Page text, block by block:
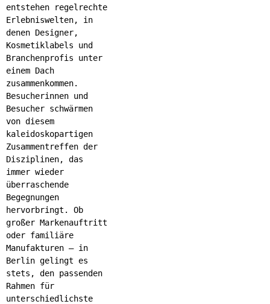
entstehen regelrechte
Erlebniswelten, in
denen Designer,
Kosmetiklabels und
Branchenprofis unter
einem Dach
zusammenkommen.
Besucherinnen und
Besucher schwärmen
von diesem
kaleidoskopartigen
Zusammentreffen der
Disziplinen, das
immer wieder
überraschende
Begegnungen
hervorbringt. Ob
großer Markenauftritt
oder familiäre
Manufakturen – in
Berlin gelingt es
stets, den passenden
Rahmen für
unterschiedlichste